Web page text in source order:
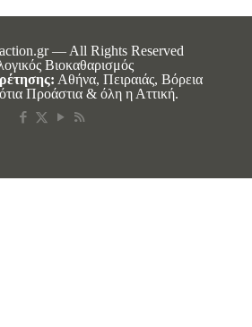
— All Rights Reserved
Βιοκαθαρισμός
Αθήνα, Πειραιάς, Βόρεια
Προάστια & όλη η Αττική.